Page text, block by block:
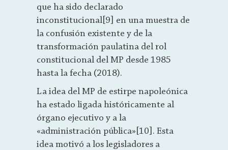
que ha sido declarado
inconstitucional[9] en una muestra de
la confusión existente y de la
transformación paulatina del rol
constitucional del MP desde 1985
hasta la fecha (2018).
La idea del MP de estirpe napoleónica
ha estado ligada históricamente al
órgano ejecutivo y a la
«administración pública»[10]. Esta
idea motivó a los legisladores a